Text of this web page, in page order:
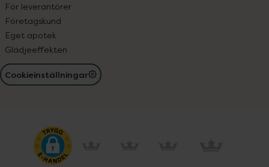
För leverantörer
Företagskund
Eget apotek
Glädjeeffekten
Cookieinställningar